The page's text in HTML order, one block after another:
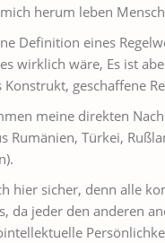
herum leben
Definition eines
wirklich wäre, Es ist
geschaffene
meine direkten
Rumänien, Türkei,
hier sicher, denn alle
da jeder den anderen